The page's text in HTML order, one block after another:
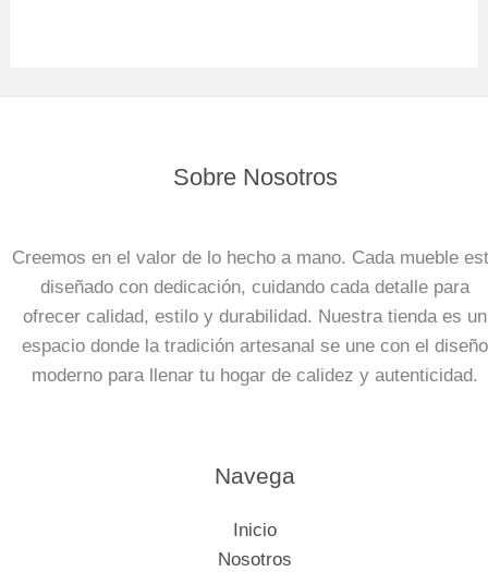
Sobre Nosotros
Creemos en el valor de lo hecho a mano. Cada mueble
diseñado con dedicación, cuidando cada detalle para
ofrecer calidad, estilo y durabilidad. Nuestra tienda es un
espacio donde la tradición artesanal se une con el diseño
moderno para llenar tu hogar de calidez y autenticidad.
Navega
Inicio
Nosotros